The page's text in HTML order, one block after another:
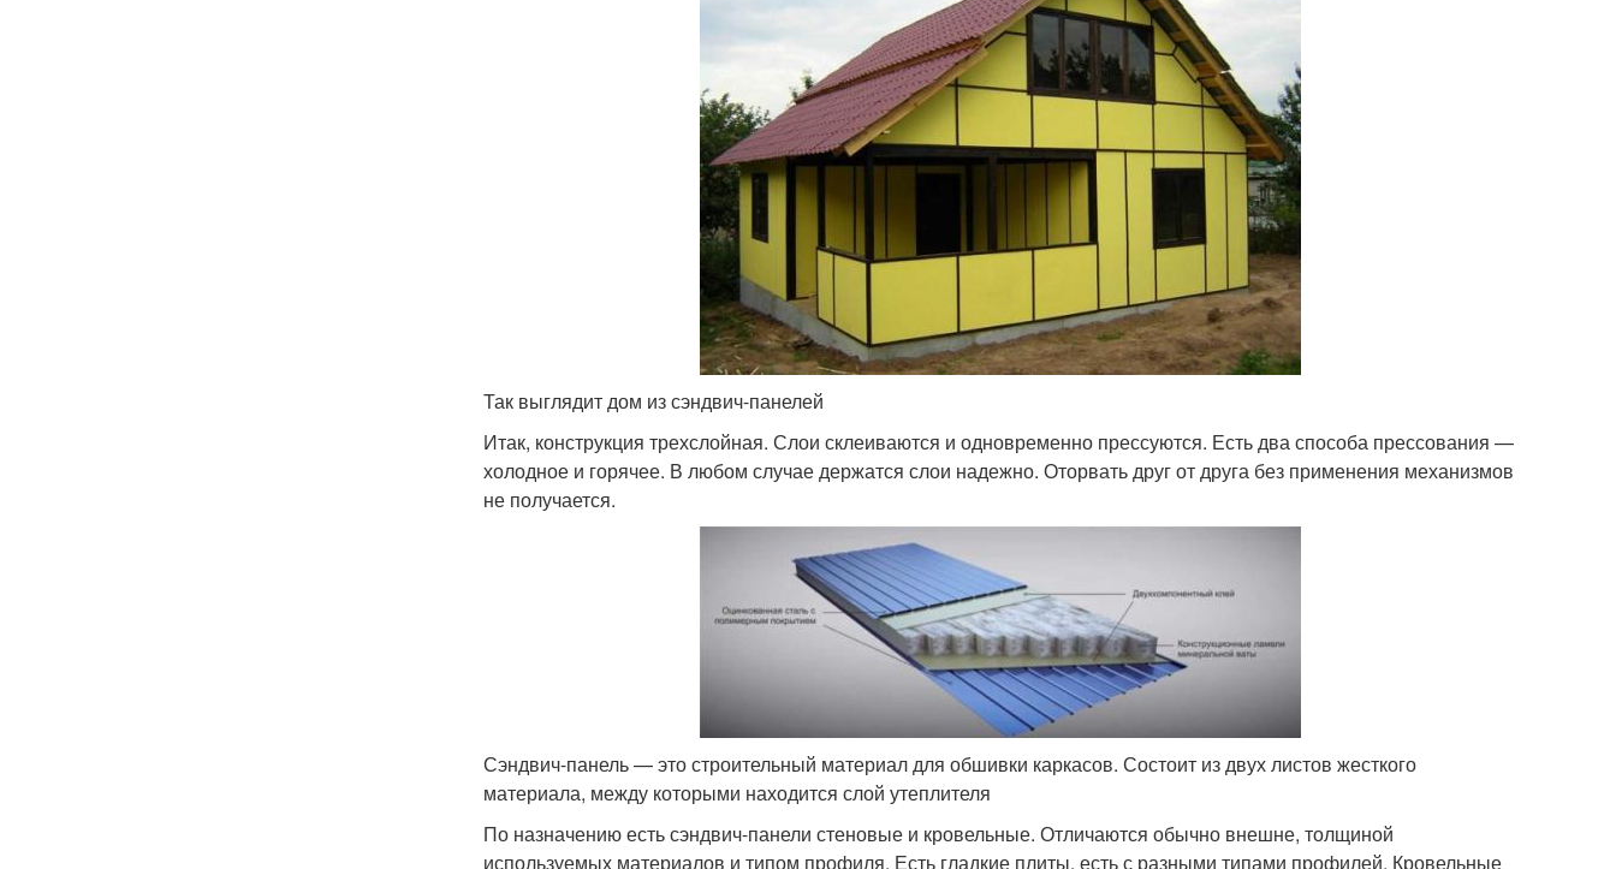
Так выглядит дом из сэндвич-панелей
Итак, конструкция трехслойная. Слои склеиваются и одновременно прессуются. Есть два способа прессования —
холодное и горячее. В любом случае держатся слои надежно. Оторвать друг от друга без применения механизмов
не получается.
Сэндвич-панель — это строительный материал для обшивки каркасов. Состоит из двух листов жесткого
материала, между которыми находится слой утеплителя
По назначению есть сэндвич-панели стеновые и кровельные. Отличаются обычно внешне, толщиной
используемых материалов и типом профиля. Есть гладкие плиты, есть с разными типами профилей. Кровельные